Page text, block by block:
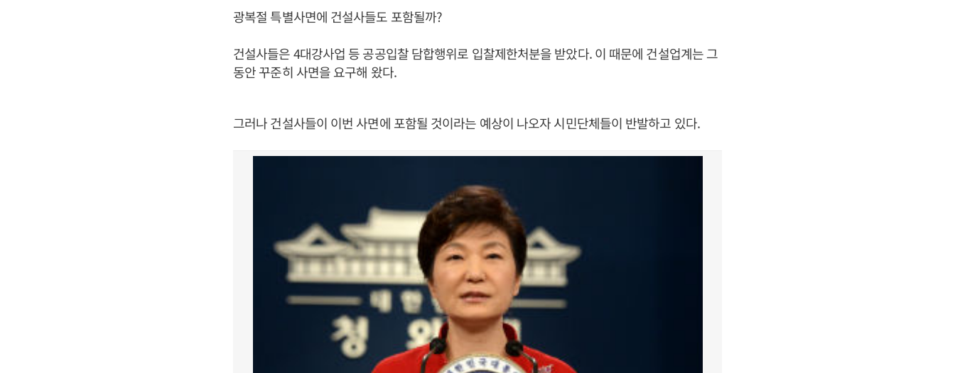
광복절 특별사면에 건설사들도 포함될까?
건설사들은 4대강사업 등 공공입찰 담합행위로 입찰제한처분을 받았다. 이 때문에 건설업계는 그
동안 꾸준히 사면을 요구해 왔다.
그러나 건설사들이 이번 사면에 포함될 것이라는 예상이 나오자 시민단체들이 반발하고 있다.